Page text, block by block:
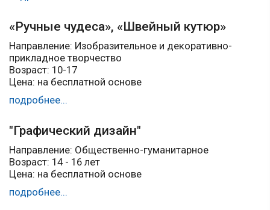
«Ручные чудеса», «Швейный кутюр»
Направление: Изобразительное и декоративно-
прикладное творчество
Возраст: 10-17
Цена: на бесплатной основе
подробнее...
"Графический дизайн"
Направление: Общественно-гуманитарное
Возраст: 14 - 16 лет
Цена: на бесплатной основе
подробнее...